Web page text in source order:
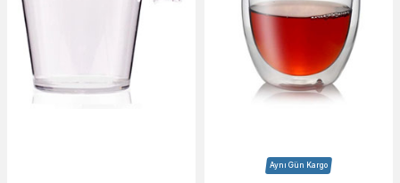
Aynı Gün Kargo